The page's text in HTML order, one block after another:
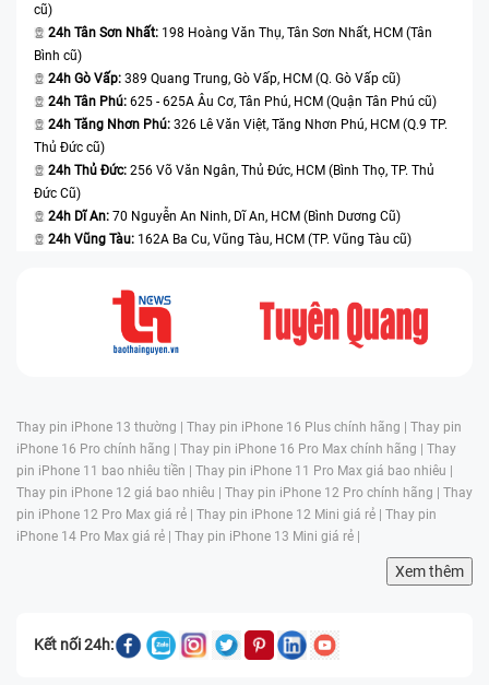
cũ)
24h Tân Sơn Nhất: 198 Hoàng Văn Thụ, Tân Sơn Nhất, HCM (Tân
Bình cũ)
24h Gò Vấp: 389 Quang Trung, Gò Vấp, HCM (Q. Gò Vấp cũ)
24h Tân Phú: 625 - 625A Âu Cơ, Tân Phú, HCM (Quận Tân Phú cũ)
24h Tăng Nhơn Phú: 326 Lê Văn Việt, Tăng Nhơn Phú, HCM (Q.9 TP.
Thủ Đức cũ)
24h Thủ Đức: 256 Võ Văn Ngân, Thủ Đức, HCM (Bình Thọ, TP. Thủ
Đức Cũ)
24h Dĩ An: 70 Nguyễn An Ninh, Dĩ An, HCM (Bình Dương Cũ)
24h Vũng Tàu: 162A Ba Cu, Vũng Tàu, HCM (TP. Vũng Tàu cũ)
Thay pin iPhone 13 thường | Thay pin iPhone 16 Plus chính hãng | Thay pin
iPhone 16 Pro chính hãng | Thay pin iPhone 16 Pro Max chính hãng | Thay
pin iPhone 11 bao nhiêu tiền | Thay pin iPhone 11 Pro Max giá bao nhiêu |
Thay pin iPhone 12 giá bao nhiêu | Thay pin iPhone 12 Pro chính hãng | Thay
pin iPhone 12 Pro Max giá rẻ | Thay pin iPhone 12 Mini giá rẻ | Thay pin
iPhone 14 Pro Max giá rẻ | Thay pin iPhone 13 Mini giá rẻ |
Xem thêm
Kết nối 24h: